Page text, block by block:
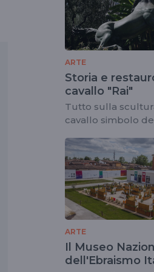
ARTE
Storia e
cavallo "Rai"
Tutto sulla
cavallo simbolo
ARTE
Il Museo
dell'Ebraismo